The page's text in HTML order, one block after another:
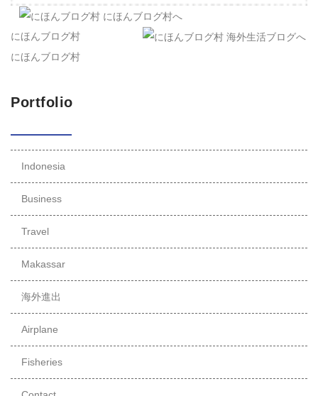
にほんブログ村
にほんブログ村
Portfolio
Indonesia
Business
Travel
Makassar
海外進出
Airplane
Fisheries